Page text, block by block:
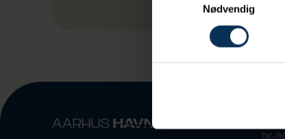
Nødvendig
DK-